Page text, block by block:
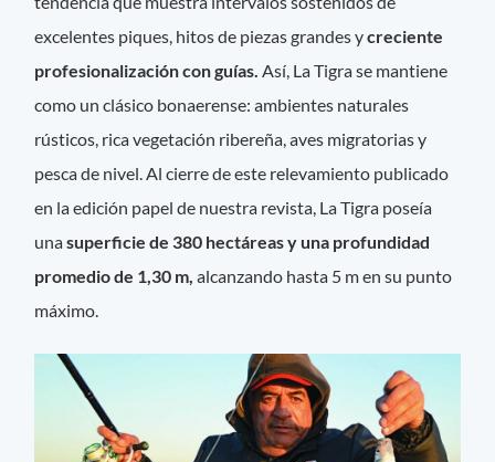
excelentes piques, hitos de piezas grandes ycreciente
profesionalización con guías.Así, La Tigra se mantiene
como un clásico bonaerense: ambientes naturales
rústicos, rica vegetación ribereña, aves migratorias y
pesca de nivel. Al cierre de este relevamiento publicado
en la edición papel de nuestra revista, La Tigra poseía
unasuperficie de 380 hectáreas y una profundidad
promedio de 1,30 m,alcanzando hasta 5 m en su punto
máximo.